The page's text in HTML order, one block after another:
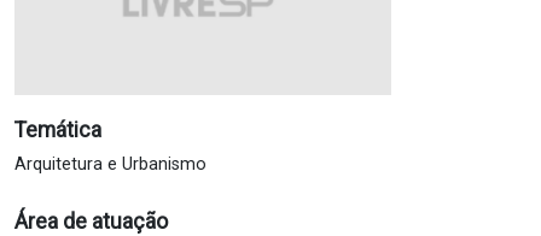
Temática
Arquitetura e Urbanismo
Área de atuação